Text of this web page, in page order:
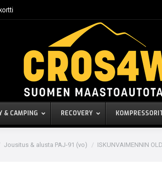
& CAMPING RECOVERY
Jousitus & alusta PAJ-91 (vo) ISKUNVAIMENNIN